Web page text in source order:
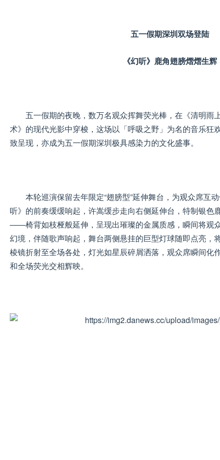
五一假期深圳双场登陆
《幻听》 鹿角翅膀熠熠生辉
五一假期的夜晚，数万名观众挥舞荧光棒，在《清明雨
术》的现代光影中穿梭，这场以「呼吸之野」为名的音乐狂
致呈现，亦成为五一假期深圳极具感染力的文化盛事。
本轮巡演保留去年限定“翅膀型”延伸舞台，为观众席互
听》的前奏缓缓响起，许嵩缓步走向右侧延伸台，特制银色
——椅背如枝桠般延伸，呈现出璀璨的金属质感，瞬间将观
幻境，伴随歌声响起，舞台两侧悬挂的巨型灯球随即点亮，
棱镜折射至全场各处，灯光如星辰碎屑洒落，观众席瞬间化
和全场荧光交相辉映。